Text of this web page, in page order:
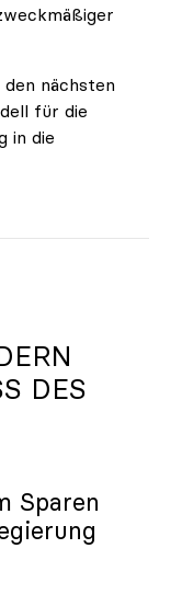
nächsten
für die
in die
Für
DES
Sparen